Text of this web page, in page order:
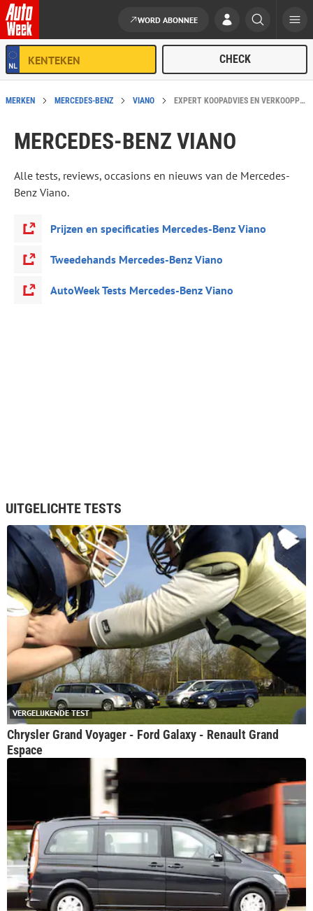
Ga naar de inhoud
WORD ABONNEE
MERKEN MERCEDES-BENZ VIANO EXPERT KOOPADVIES EN VERKOOPPRIJS: MERCEDES-BENZ VIANO
MERCEDES-BENZ VIANO
Alle tests, reviews, occasions en nieuws van de Mercedes-
Benz Viano.
Prijzen en specificaties Mercedes-Benz Viano
Tweedehands Mercedes-Benz Viano
AutoWeek Tests Mercedes-Benz Viano
UITGELICHTE TESTS
VERGELIJKENDE TEST
Chrysler Grand Voyager - Ford Galaxy - Renault Grand
Espace